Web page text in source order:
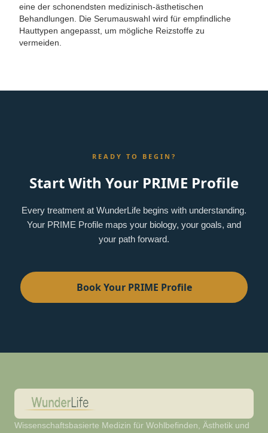
eine der schonendsten medizinisch-ästhetischen
Behandlungen. Die Serumauswahl wird für empfindliche
Hauttypen angepasst, um mögliche Reizstoffe zu
vermeiden.
READY TO BEGIN?
Start With Your PRIME Profile
Every treatment at WunderLife begins with understanding.
Your PRIME Profile maps your biology, your goals, and
your path forward.
Book Your PRIME Profile
Wissenschaftsbasierte Medizin für Wohlbefinden, Ästhetik und